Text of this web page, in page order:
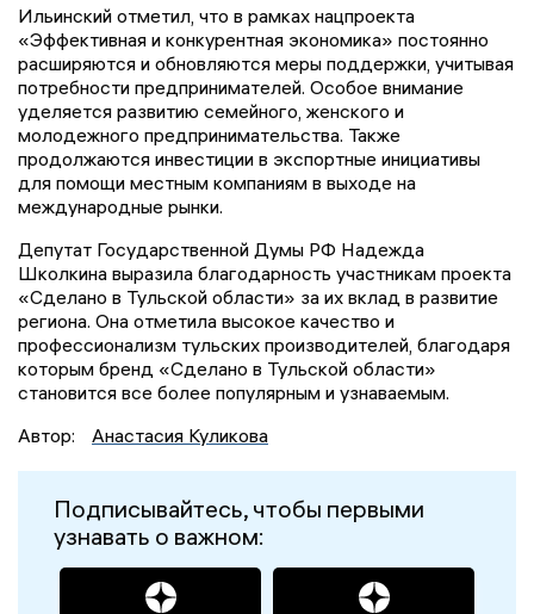
Ильинский отметил, что в рамках нацпроекта
«Эффективная и конкурентная экономика» постоянно
расширяются и обновляются меры поддержки, учитывая
потребности предпринимателей. Особое внимание
уделяется развитию семейного, женского и
молодежного предпринимательства. Также
продолжаются инвестиции в экспортные инициативы
для помощи местным компаниям в выходе на
международные рынки.
Депутат Государственной Думы РФ Надежда
Школкина выразила благодарность участникам проекта
«Сделано в Тульской области» за их вклад в развитие
региона. Она отметила высокое качество и
профессионализм тульских производителей, благодаря
которым бренд «Сделано в Тульской области»
становится все более популярным и узнаваемым.
Автор:
Анастасия Куликова
Подписывайтесь, чтобы первыми
узнавать о важном: